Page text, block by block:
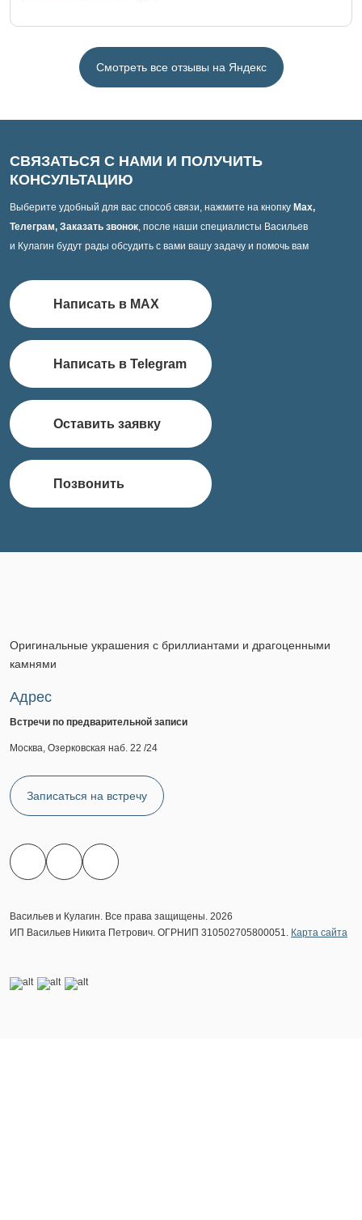
Смотреть все отзывы на Яндекс
СВЯЗАТЬСЯ С НАМИ И ПОЛУЧИТЬ
КОНСУЛЬТАЦИЮ
Выберите удобный для вас способ связи, нажмите на кнопку Max,
Телеграм, Заказать звонок, после наши специалисты Васильев
и Кулагин будут рады обсудить с вами вашу задачу и помочь вам
Написать в MAX
Написать в Telegram
Оставить заявку
Позвонить
Оригинальные украшения с бриллиантами и драгоценными
камнями
Адрес
Встречи по предварительной записи
Москва, Озерковская наб. 22 /24
Записаться на встречу
Васильев и Кулагин. Все права защищены. 2026
ИП Васильев Никита Петрович. ОГРНИП 310502705800051. Карта сайта